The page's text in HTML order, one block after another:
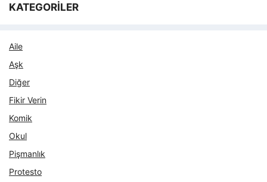
KATEGORİLER
Aile
Aşk
Diğer
Fikir Verin
Komik
Okul
Pişmanlık
Protesto